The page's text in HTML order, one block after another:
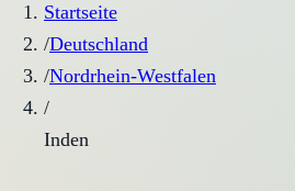
Startseite
/Deutschland
/Nordrhein-Westfalen
/
Inden